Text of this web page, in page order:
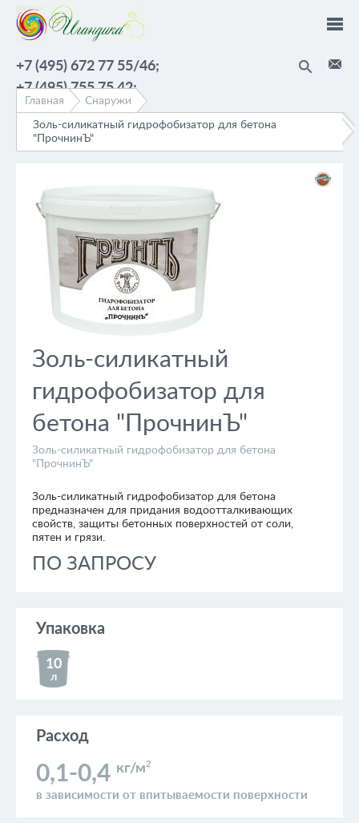
Перейти к основному содержанию
+7 (495) 672 77 55/46;
+7 (495) 755 75 42;
Главная Снаружи
Золь-силикатный гидрофобизатор для бетона
"ПрочнинЪ"
Золь-силикатный
гидрофобизатор для
бетона "ПрочнинЪ"
Золь-силикатный гидрофобизатор для бетона
"ПрочнинЪ"
Золь-силикатный гидрофобизатор для бетона
предназначен для придания водоотталкивающих
свойств, защиты бетонных поверхностей от соли,
пятен и грязи.
ПО ЗАПРОСУ
Упаковка
10
л
Расход
0,1-0,4 кг/м2
в зависимости от впитываемости поверхности